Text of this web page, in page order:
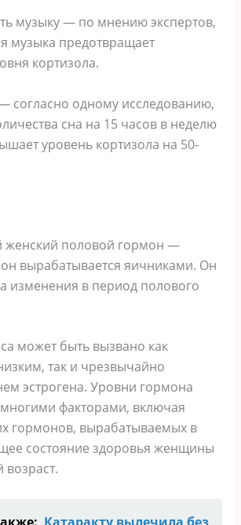
музыку — по мнению экспертов,
музыка предотвращает
кортизола.
согласно одному исследованию,
сна на 15 часов в неделю
уровень кортизола на 50-
половой гормон —
вырабатывается яичниками. Он
изменения в период полового
может быть вызвано как
так и чрезвычайно
эстрогена. Уровни гормона
факторами, включая
гормонов, вырабатываемых в
состояние здоровья женщины